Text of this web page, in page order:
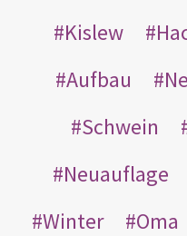
Kislew
Aufbau
Schwein
Neuauflage
Winter
Oma